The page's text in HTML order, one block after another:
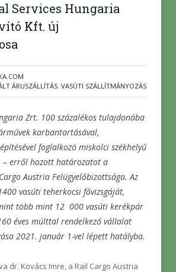
Services Hungaria
Kft. új
ÁRUSZÁLLÍTÁS, VASÚTI SZÁLLÍTMÁNYOZÁS
Zrt. 100 százalékos tulajdonába
karbantartásával,
foglalkozó miskolci székhelyű
– erről hozott határozatot a
Austria Felügyelőbizottsága. Az
vasúti teherkocsi fővizsgáját,
több mint 12 000 vasúti kerékpár
éves múlttal rendelkező vállalat
2021. január 1-vel lépett hatályba.
dr. Kovács Imre, a Rail Cargo Austria